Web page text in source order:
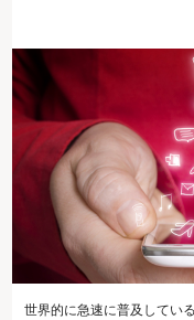
世界的に急速に普及してい